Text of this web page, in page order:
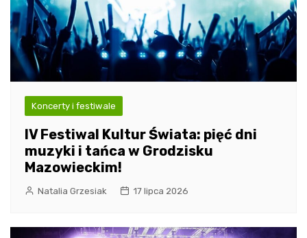
Koncerty i festiwale
IV Festiwal Kultur Świata: pięć dni
muzyki i tańca w Grodzisku
Mazowieckim!
Natalia Grzesiak 17 lipca 2026